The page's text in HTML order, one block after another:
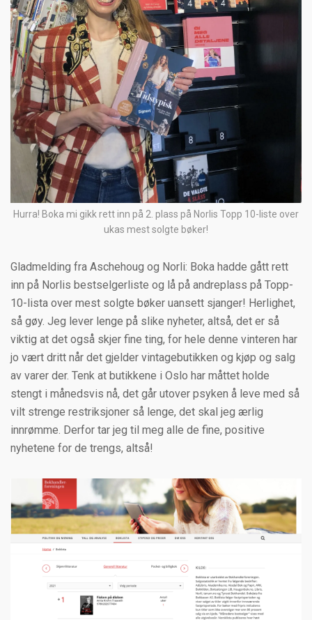
Hurra! Boka mi gikk rett inn på 2. plass på Norlis Topp 10-liste over
ukas mest solgte bøker!
Gladmelding fra Aschehoug og Norli: Boka hadde gått rett
inn på Norlis bestselgerliste og lå på andreplass på Topp-
10-lista over mest solgte bøker uansett sjanger! Herlighet,
så gøy. Jeg lever lenge på slike nyheter, altså, det er så
viktig at det også skjer fine ting, for hele denne vinteren har
jo vært dritt når det gjelder vintagebutikken og kjøp og salg
av varer der. Tenk at butikkene i Oslo har måttet holde
stengt i månedsvis nå, det går utover psyken å leve med så
vilt strenge restriksjoner så lenge, det skal jeg ærlig
innrømme. Derfor tar jeg til meg alle de fine, positive
nyhetene for de trengs, altså!